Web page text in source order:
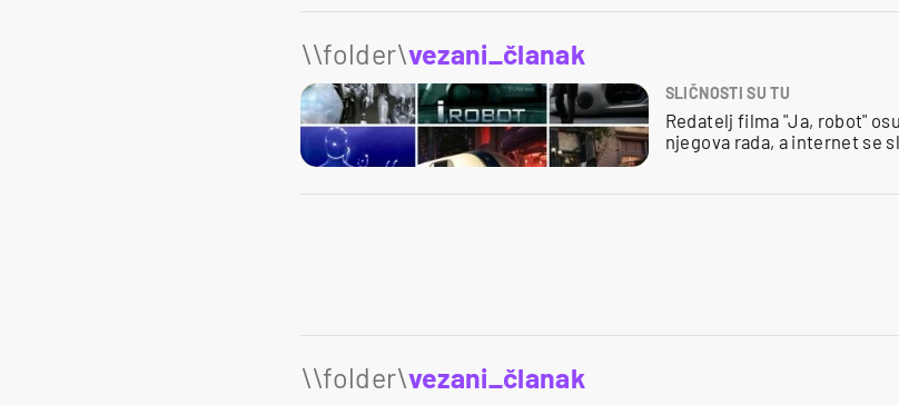
\\folder\vezani_članak
SLIČNOSTI SU TU
Redatelj filma "Ja, robot"
njegova rada, a internet se
\\folder\vezani_članak